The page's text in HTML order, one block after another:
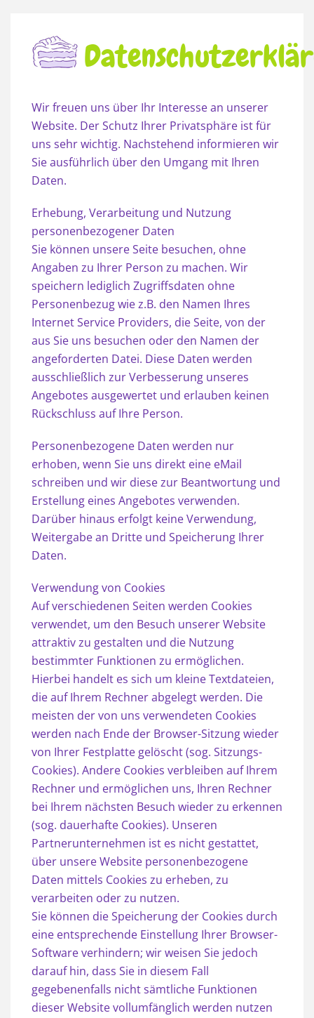
Wir freuen uns über Ihr Interesse an unserer
Website. Der Schutz Ihrer Privatsphäre ist für
uns sehr wichtig. Nachstehend informieren wir
Sie ausführlich über den Umgang mit Ihren
Daten.
Erhebung, Verarbeitung und Nutzung
personenbezogener Daten
Sie können unsere Seite besuchen, ohne
Angaben zu Ihrer Person zu machen. Wir
speichern lediglich Zugriffsdaten ohne
Personenbezug wie z.B. den Namen Ihres
Internet Service Providers, die Seite, von der
aus Sie uns besuchen oder den Namen der
angeforderten Datei. Diese Daten werden
ausschließlich zur Verbesserung unseres
Angebotes ausgewertet und erlauben keinen
Rückschluss auf Ihre Person.
Personenbezogene Daten werden nur
erhoben, wenn Sie uns direkt eine eMail
schreiben und wir diese zur Beantwortung und
Erstellung eines Angebotes verwenden.
Darüber hinaus erfolgt keine Verwendung,
Weitergabe an Dritte und Speicherung Ihrer
Daten.
Verwendung von Cookies
Auf verschiedenen Seiten werden Cookies
verwendet, um den Besuch unserer Website
attraktiv zu gestalten und die Nutzung
bestimmter Funktionen zu ermöglichen.
Hierbei handelt es sich um kleine Textdateien,
die auf Ihrem Rechner abgelegt werden. Die
meisten der von uns verwendeten Cookies
werden nach Ende der Browser-Sitzung wieder
von Ihrer Festplatte gelöscht (sog. Sitzungs-
Cookies). Andere Cookies verbleiben auf Ihrem
Rechner und ermöglichen uns, Ihren Rechner
bei Ihrem nächsten Besuch wieder zu erkennen
(sog. dauerhafte Cookies). Unseren
Partnerunternehmen ist es nicht gestattet,
über unsere Website personenbezogene
Daten mittels Cookies zu erheben, zu
verarbeiten oder zu nutzen.
Sie können die Speicherung der Cookies durch
eine entsprechende Einstellung Ihrer Browser-
Software verhindern; wir weisen Sie jedoch
darauf hin, dass Sie in diesem Fall
gegebenenfalls nicht sämtliche Funktionen
dieser Website vollumfänglich werden nutzen